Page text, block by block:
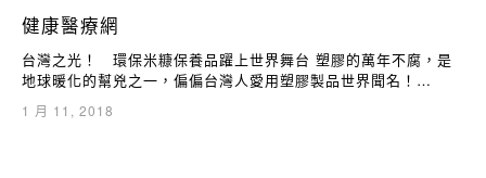
健康醫療網
台灣之光！ 環保米糠保養品躍上世界舞台 塑膠的萬年不腐，是
地球暖化的幫兇之一，偏偏台灣人愛用塑膠製品世界聞名！…
1 月 11, 2018